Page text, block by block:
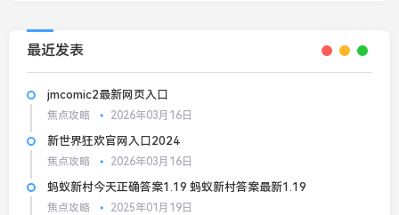
最近发表
jmcomic2最新网页入口
焦点攻略 2026年03月16日
新世界狂欢官网入口2024
焦点攻略 2026年03月16日
蚂蚁新村今天正确答案1.19 蚂蚁新村答案最新1.19
焦点攻略 2025年01月19日